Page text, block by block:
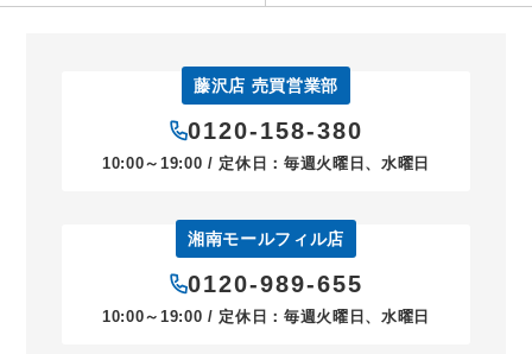
藤沢店 売買営業部
0120-158-380
10:00～19:00 / 定休日：毎週火曜日、水曜日
湘南モールフィル店
0120-989-655
10:00～19:00 / 定休日：毎週火曜日、水曜日